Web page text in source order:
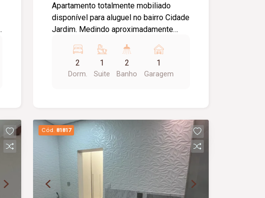
Apartamento totalmente mobiliado
disponível para aluguel no bairro Cidade
Jardim. Medindo aproximadamente
integrada com a cozinha, cozinha
completa e, com balcão em granito,
dois quartos sendo uma suíte com ar
2
Dorm.
1
Suite
2
Banho
1
Garagem
Cód. 81817